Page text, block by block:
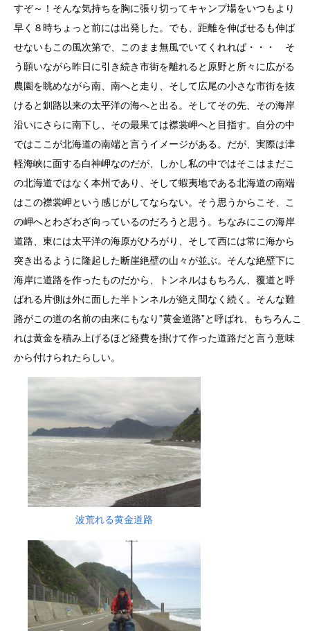
すぞ～！そんな気持ちを胸に張り切ってキャンプ場をいつもより
早く８時ちょっと前には出発した。でも、距離を伸ばせるも伸ば
せないもこの風次第で、このまま無風でいてくれれば・・・ そ
う願いながら昨日に引き続き市街を離れると原野と所々に広がる
農園を眺めながら南、南へと走り、そして広尾の小さな市街を抜
けると釧路以来の太平洋の海へと出る。そしてその先、その海岸
沿いにさらに南下し、その最果ては襟裳岬へと目指す。自分の中
ではここが北海道の南端と言うイメージがある。だが、実際は津
軽海峡に面する白神岬なのだが、しかし私の中ではそこはまだこ
の北海道ではなく本州であり、そして蝦夷地である北海道の南端
はこの襟裳岬という感じがしてならない。そう思うからこそ、こ
の岬へとわざわざ向っているのだろうと思う。ちなみにこの海岸
道路、東には太平洋の海原がひろがり、そして西には常に海から
突き出るように隆起した断崖絶壁の山々が並ぶ。そんな絶壁下に
海岸に道路を作ったものだから、トンネルはもちろん、覆道と呼
ばれる片側は外に面した半トンネルが絶え間なく続く。そんな難
路がこの道の名前の由来にもなり”黄金道路”と呼ばれ、もちろんこ
れは黄金を積み上げるほど経費を掛けて作った道路だと言う意味
から付けられたらしい。
波荒れる黄金道路